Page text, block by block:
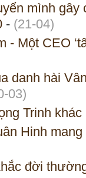
mình gây
- (21-04)
- Một CEO
danh hài
03)
Trinh
Hinh
đời